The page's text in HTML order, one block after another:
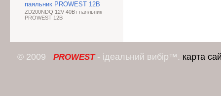
паяльник PROWEST 12В
ZD200NDQ 12V 40Вт паяльник
PROWEST 12В
© 2009 PROWEST- ідеальний вибір™. карта